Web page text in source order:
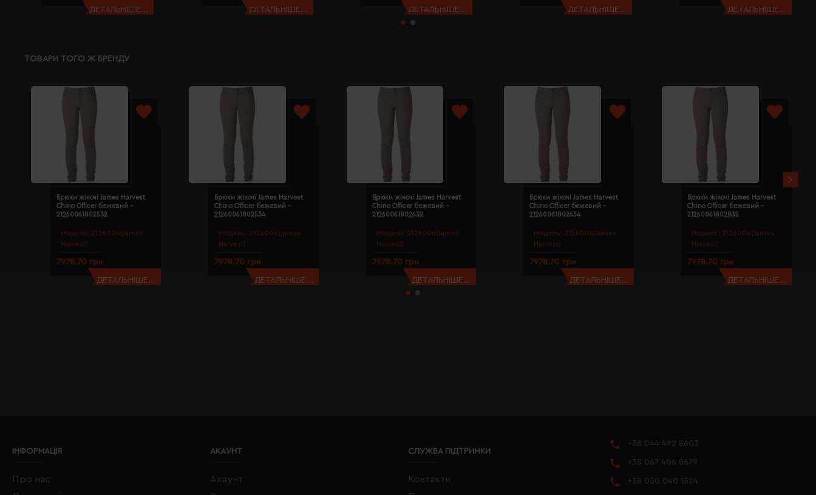
ДЕТАЛЬНІШЕ... ДЕТАЛЬНІШЕ... ДЕТАЛЬНІШЕ... ДЕТАЛЬНІШЕ... ДЕТАЛЬНІШЕ...
ТОВАРИ ТОГО Ж БРЕНДУ
Модель: 2126006(James
Harvest)
Брюки жіночі James Harvest
Chino Officer бежевий -
21260061802532
7978.70 грн
ДЕТАЛЬНІШЕ...
Модель: 2126006(James
Harvest)
Брюки жіночі James Harvest
Chino Officer бежевий -
21260061802534
7978.70 грн
ДЕТАЛЬНІШЕ...
Модель: 2126006(James
Harvest)
Брюки жіночі James Harvest
Chino Officer бежевий -
21260061802632
7978.70 грн
ДЕТАЛЬНІШЕ...
Модель: 2126006(James
Harvest)
Брюки жіночі James Harvest
Chino Officer бежевий -
21260061802634
7978.70 грн
ДЕТАЛЬНІШЕ...
Модель: 2126006(James
Harvest)
Брюки жіночі James Harvest
Chino Officer бежевий -
21260061802832
7978.70 грн
ДЕТАЛЬНІШЕ...
ІНФОРМАЦІЯ
Про нас
АКАУНТ
Акаунт
СЛУЖБА ПІДТРИМКИ
Контакти
+38 044 492 8603
+38 067 406 8679
+38 050 040 1324